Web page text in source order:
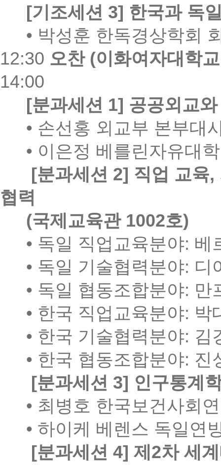
[기조세션 3] 한국과 독
• 박성훈 한독경상학회
12:30 오찬(이화여자대학
14:00
[분과세션 1] 공공외교
• 손선홍 외교부 본부대
• 이은정 베를린자유대
[분과세션 2] 직업 교육,
협력
(국제교육관1002호)
• 독일 직업교육분야: 베
• 독일 기술협력분야: 디
• 독일 협동조합분야: 만
• 한국 직업교육분야: 박
• 한국 기술협력분야: 김
• 한국 협동조합분야: 진
[분과세션 3] 인구통계
• 최병호 한국보건사회
• 하이케 베렌스 독일연
[분과세션 4]제 2차 세